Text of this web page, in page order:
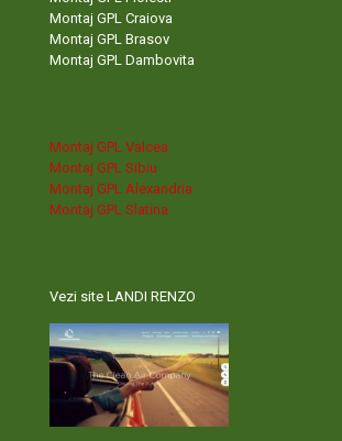
Montaj GPL Craiova
Montaj GPL Brasov
Montaj GPL Dambovita
Montaj GPL Valcea
Montaj GPL Sibiu
Montaj GPL Alexandria
Montaj GPL Slatina
Vezi site LANDI RENZO